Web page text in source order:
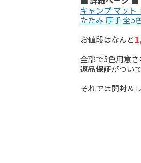
キャンプ マット
たたみ 厚手 全5
お値段はなんと
全部で5色用意
返品保証がつい
それでは開封＆